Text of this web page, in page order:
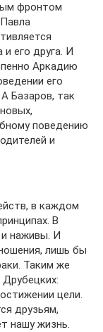
фронтом
его друга. И
Аркадию
его
Базаров, так
поведению
и
в каждом
В
и наживы. И
лишь бы
Таким же
цели.
друзьям,
нашу жизнь.